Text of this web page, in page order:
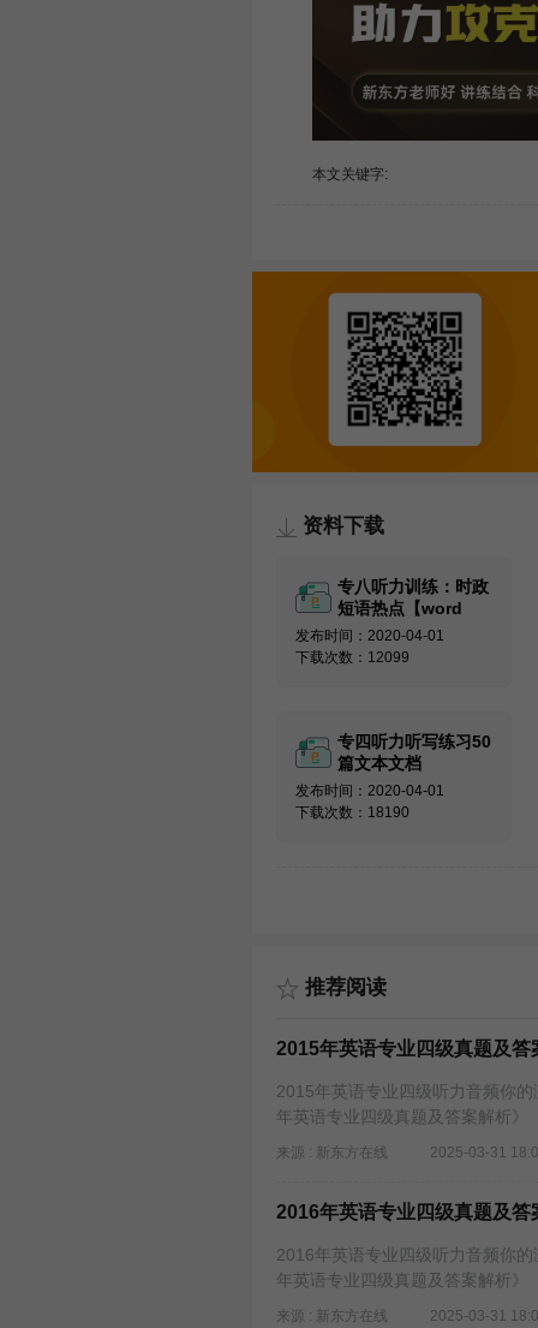
本文关键字:
资料下载
专八听力训练：时政
短语热点【word
版】
发布时间：2020-04-01
下载次数：12099
专四听力听写练习50
篇文本文档
发布时间：2020-04-01
下载次数：18190
推荐阅读
2015年英语专业四级真题及答
2015年英语专业四级听力音频你
年英语专业四级真题及答案解析》
来源 : 新东方在线 2025-03-31
2016年英语专业四级真题及答
2016年英语专业四级听力音频你
年英语专业四级真题及答案解析》
来源 : 新东方在线 2025-03-31